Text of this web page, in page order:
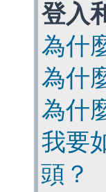
登入
為什
為什
為什
我要
頭？